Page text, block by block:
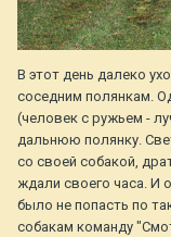
В этот день далеко
соседним полянкам.
(человек с ружьем -
дальнюю полянку.
со своей собакой,
ждали своего часа. И
было не попасть по
собакам команду